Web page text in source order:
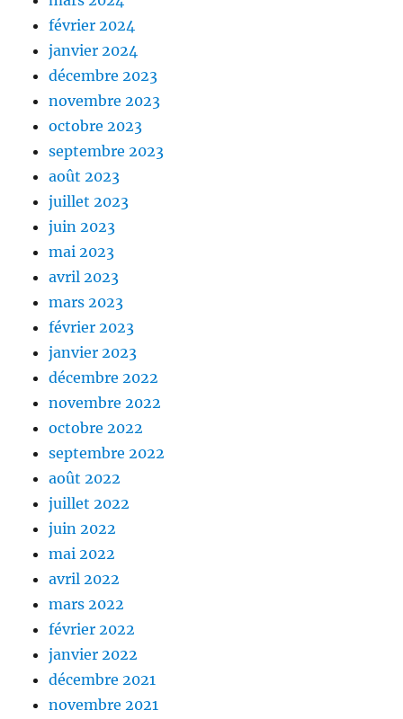
février 2024
janvier 2024
décembre 2023
novembre 2023
octobre 2023
septembre 2023
août 2023
juillet 2023
juin 2023
mai 2023
avril 2023
mars 2023
février 2023
janvier 2023
décembre 2022
novembre 2022
octobre 2022
septembre 2022
août 2022
juillet 2022
juin 2022
mai 2022
avril 2022
mars 2022
février 2022
janvier 2022
décembre 2021
novembre 2021